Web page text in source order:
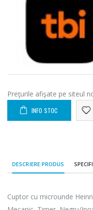
Preţurile afişate pe siteul
INFO STOC
DESCRIERE PRODUS
Cuptor cu microunde